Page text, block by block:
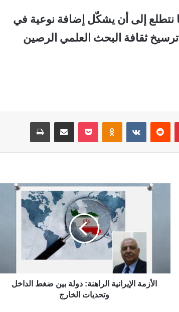
نتطلع إلى أن يشكّل إضافة نوعية في
ثقافة البحث العلمي الرصين
بينتيريست ‏VKontakte
إ
الأزمة الإيرانية الراهنة: دولة بين ضغط الداخل
وتحديات الخارج